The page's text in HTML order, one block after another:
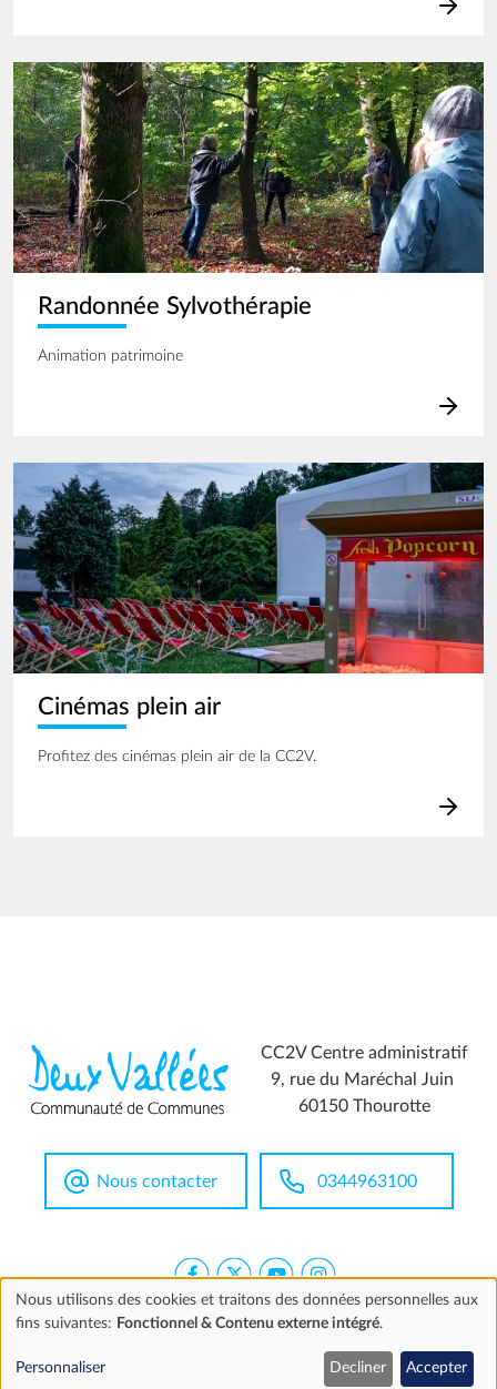
Image
Randonnée Sylvothérapie
Animation patrimoine
Cinémas plein air
Profitez des cinémas plein air de la CC2V.
CC2V Centre administratif
9, rue du Maréchal Juin
60150 Thourotte
Nous contacter 0344963100
Accessibilité
Marchés publics
Utilisation
Nous utilisons des cookies et traitons des données personnelles aux
fins suivantes: Fonctionnel & Contenu externe intégré.
Personnaliser Decliner Accepter